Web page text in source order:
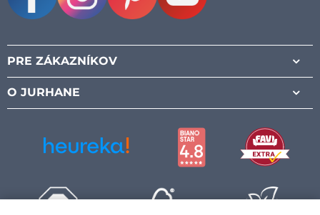
PRE ZÁKAZNÍKOV
O JURHANE